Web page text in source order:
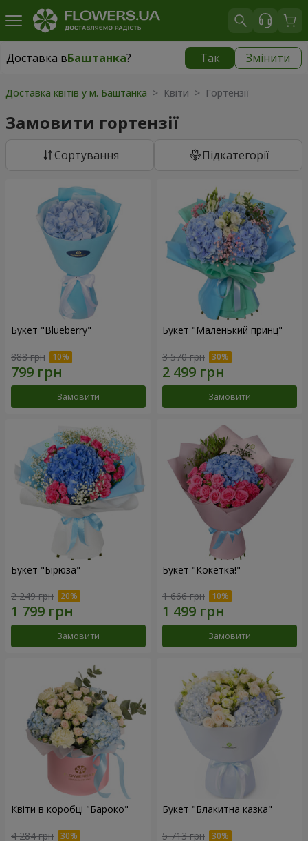
Доставка вБаштанка? Так Змінити
Доставка вБаштанка|
Доставка квітів у м. Баштанка > Квіти > Гортензії
Замовити гортензії
Сортування Підкатегорії
Букет "Blueberry"
888 грн
Замовити
Букет "Маленький принц"
3 570 грн
Замовити
Букет "Бірюза"
2 249 грн
Замовити
Букет "Кокетка!"
1 666 грн
Замовити
Квіти в коробці "Бароко"
4 284 грн
Букет "Блакитна казка"
5 713 грн